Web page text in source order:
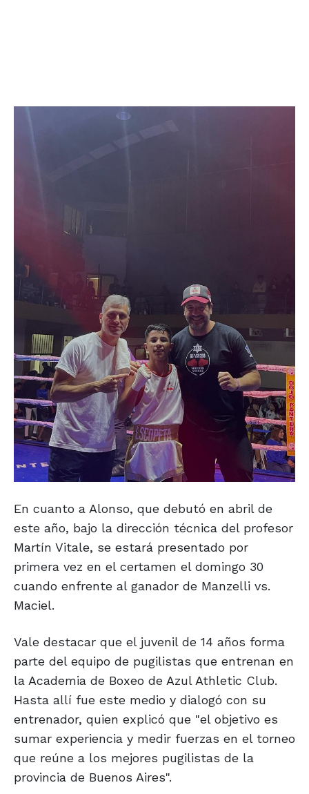
En cuanto a Alonso, que debutó en abril de
este año, bajo la dirección técnica del profesor
Martín Vitale, se estará presentado por
primera vez en el certamen el domingo 30
cuando enfrente al ganador de Manzelli vs.
Maciel.
Vale destacar que el juvenil de 14 años forma
parte del equipo de pugilistas que entrenan en
la Academia de Boxeo de Azul Athletic Club.
Hasta allí fue este medio y dialogó con su
entrenador, quien explicó que "el objetivo es
sumar experiencia y medir fuerzas en el torneo
que reúne a los mejores pugilistas de la
provincia de Buenos Aires".